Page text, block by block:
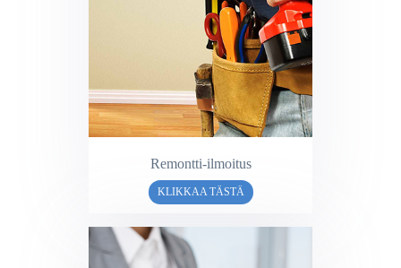
Remontti-ilmoitus
KLIKKAA TÄSTÄ